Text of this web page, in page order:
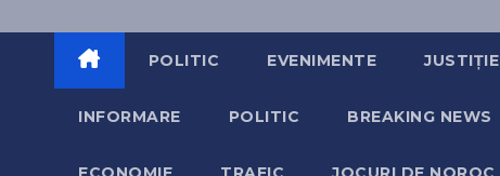
POLITIC EVENIMENTE JUSTIȚIE
INFORMARE POLITIC BREAKING NEWS